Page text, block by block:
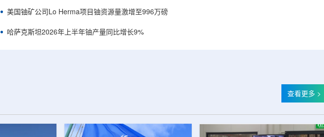
美国铀矿公司Lo Herma项目铀资源量激增至996万磅
哈萨克斯坦2026年上半年铀产量同比增长9%
查看更多 >